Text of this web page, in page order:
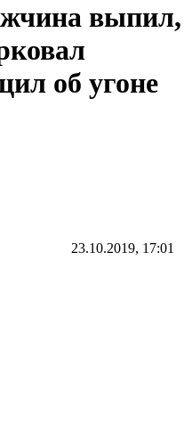
выпил,
об угоне
23.10.2019, 17:01